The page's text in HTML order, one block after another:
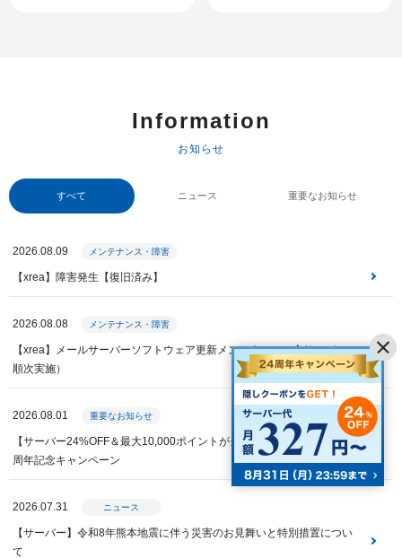
Information
お知らせ
すべて ニュース 重要なお知らせ
2026.08.09 メンテナンス・障害
【xrea】障害発生【復旧済み】
2026.08.08 メンテナンス・障害
【xrea】メールサーバーソフトウェア更新メンテナンス（全サーバー・
順次実施）
2026.08.01 重要なお知らせ
【サーバー24%OFF＆最大10,000ポイントが当たる】Value Domain 24
周年記念キャンペーン
2026.07.31 ニュース
【サーバー】令和8年熊本地震に伴う災害のお見舞いと特別措置につい
て